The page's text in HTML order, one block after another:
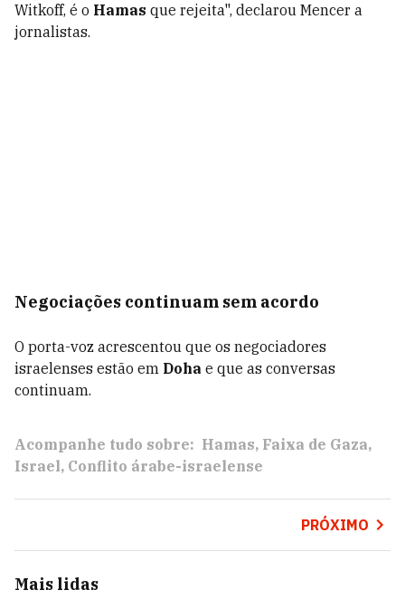
Witkoff, é o Hamas que rejeita", declarou Mencer a
jornalistas.
Negociações continuam sem acordo
O porta-voz acrescentou que os negociadores
israelenses estão em Doha e que as conversas
continuam.
Acompanhe tudo sobre: Hamas Faixa de Gaza
Israel Conflito árabe-israelense
PRÓXIMO
Mais lidas